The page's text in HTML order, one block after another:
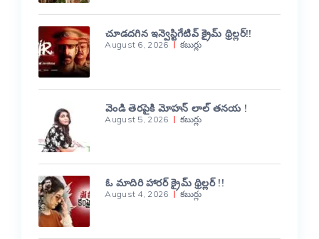
చూడదగిన ఇన్వెస్టిగేటివ్ క్రైమ్ థ్రిల్లర్!!
August 6, 2026 కబుర్లు
వెండి తెరపైకి మోహన్ లాల్ తనయ !
August 5, 2026 కబుర్లు
ఓ మాదిరి హారర్ క్రైమ్ థ్రిల్లర్ !!
August 4, 2026 కబుర్లు